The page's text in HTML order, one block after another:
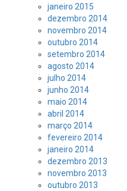
janeiro 2015
dezembro 2014
novembro 2014
outubro 2014
setembro 2014
agosto 2014
julho 2014
junho 2014
maio 2014
abril 2014
março 2014
fevereiro 2014
janeiro 2014
dezembro 2013
novembro 2013
outubro 2013